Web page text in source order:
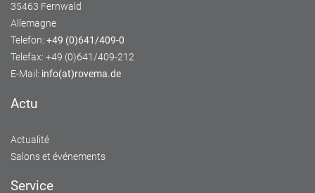
35463 Fernwald
Allemagne
Telefon: +49 (0)641/409-0
Telefax: +49 (0)641/409-212
E-Mail: info(at)rovema.de
Actu
Actualité
Salons et événements
Service